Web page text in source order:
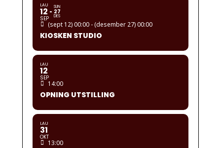
LAU
12
SEP
SUN
27
DES
(sept 12) 00:00 - (desember 27) 00:00
KIOSKEN STUDIO
LAU
12
SEP
14:00
OPNING UTSTILLING
LAU
31
OKT
13:00